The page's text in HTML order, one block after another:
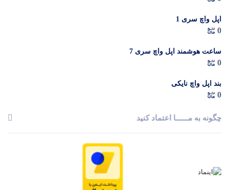
اپل واچ سری 1
0
ساعت هوشمند اپل واچ سری 7
0
بند اپل واچ نایکی
0
چگونه به مــــــا اعتماد کنید